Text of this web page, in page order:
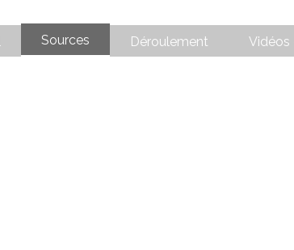
Sources Déroulement Vidéos